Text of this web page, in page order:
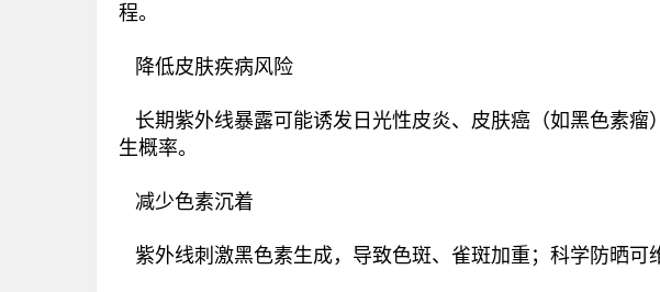
程‌。
‌ 降低皮肤疾病风险‌
长期紫外线暴露可能诱发日光性皮炎、皮肤癌（如黑色素瘤
生概率‌。
‌ 减少色素沉着‌
紫外线刺激黑色素生成，导致色斑、雀斑加重；科学防晒可